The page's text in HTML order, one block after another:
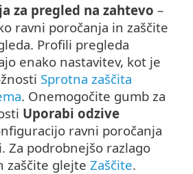
za pregled na zahtevo –
ravni poročanja in zaščite
Profili pregleda
enako nastavitev, kot je
Sprotna zaščita
. Onemogočite gumb za
Uporabi odzive
ravni poročanja
Za podrobnejšo razlago
zaščite glejte Zaščite.